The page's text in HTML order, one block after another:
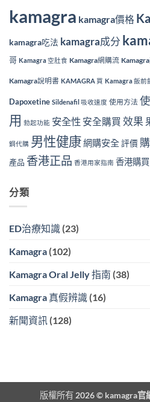
kamagra kamagra價格
kamagra吃法 kamagra成分
哥 Kamagra 空肚食 Kamagra網購流
Kamagra說明書 KAMAGRA 買 Kamagra 飯前
Dapoxetine Sildenafil 吸收速度 使用方法
用 勃起功能 安全性 安全購買 效果
鋼代購 男性健康網購安全評價
產品 香港正品 香港用家指南 香港購買
分類
ED治療知識 (23)
Kamagra (102)
Kamagra Oral Jelly 指南 (38)
Kamagra 真假辨識 (16)
新聞資訊 (128)
版權所有 2026 © kamagra官